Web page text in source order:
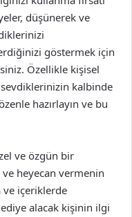
düşünerek ve
göstermek için
Özellikle kişisel
kalbinde
hazırlayın ve bu
ve özgün bir
heyecan vermenin
ve içeriklerde
alacak kişinin ilgi